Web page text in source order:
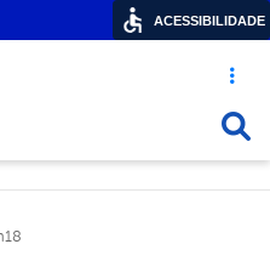
Acesso
ACESSIBILIDADE